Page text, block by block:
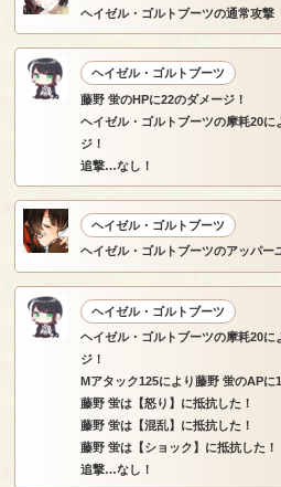
ヘイゼル・ゴルトブーツの通常攻撃
ヘイゼル・ゴルトブーツ
藤野 蛍のHPに22のダメージ！
ヘイゼル・ゴルトブーツの摩耗20に
ジ！
追撃…なし！
ヘイゼル・ゴルトブーツ
ヘイゼル・ゴルトブーツのアッパー
ヘイゼル・ゴルトブーツ
ヘイゼル・ゴルトブーツの摩耗20に
ジ！
Mアタック125により藤野 蛍のAPに
藤野 蛍は【怒り】に抵抗した！
藤野 蛍は【混乱】に抵抗した！
藤野 蛍は【ショック】に抵抗した！
追撃…なし！